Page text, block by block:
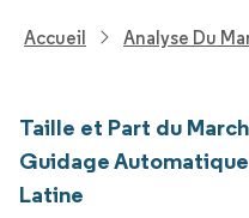
Accueil Analyse Du
Taille et Part du
Guidage
Latine